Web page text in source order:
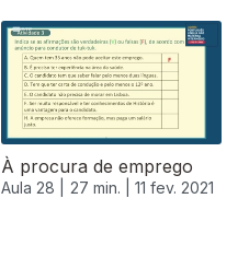
À procura de emprego
Aula 28 | 27 min. | 11 fev. 2021